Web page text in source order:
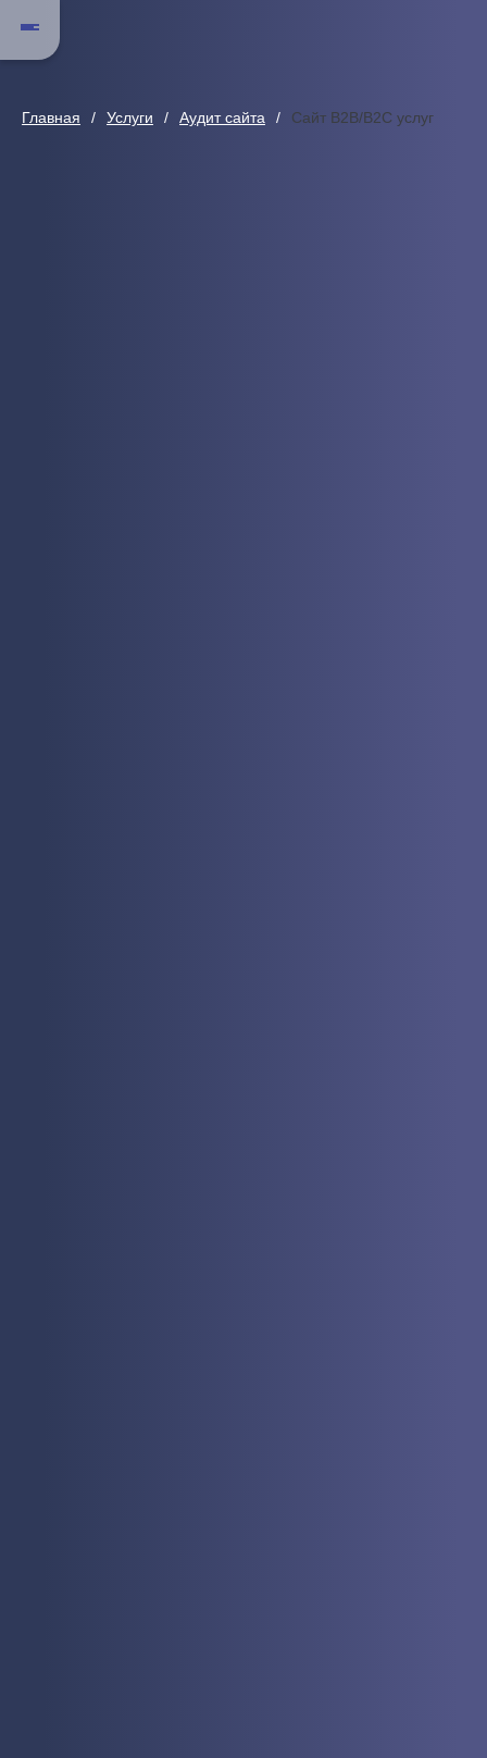
Главная Услуги Аудит сайта Сайт B2B/B2C услуг